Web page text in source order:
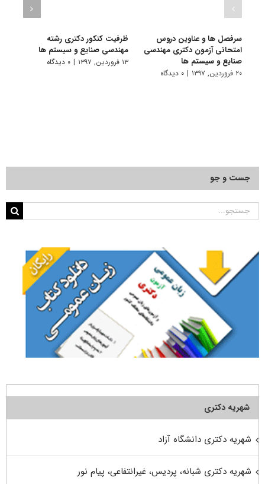
سرفصل ها و عناوین دروس
امتحانی آزمون دکتری مهندسی
صنایع و سیستم ها
۲۰ فروردین, ۱۳۹۷ | ۰ دیدگاه
ظرفیت کنکور دکتری رشته
مهندسی صنایع و سیستم ها
۱۳ فروردین, ۱۳۹۷ | ۰ دیدگاه
جست و جو
جستجو
شهریه دکتری
شهریه دکتری دانشگاه آزاد
شهریه دکتری شبانه، پردیس، غیرانتفاعی، پیام نور